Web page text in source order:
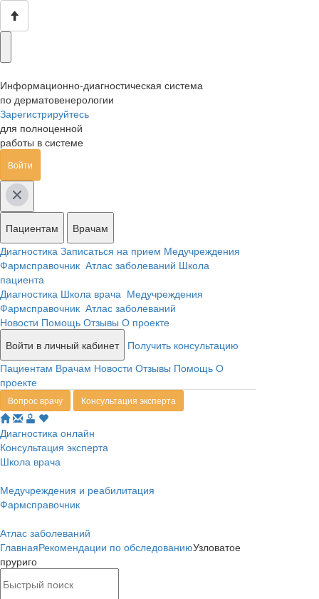
Информационно-диагностическая система
по дерматовенерологии
Зарегистрируйтесь
для полноценной
работы в системе
Войти
Пациентам
Врачам
Диагностика Записаться на прием Медучреждения
Фармсправочник Атлас заболеваний Школа
пациента
Диагностика Школа врача Медучреждения
Фармсправочник Атлас заболеваний
Новости Помощь Отзывы О проекте
Войти в личный кабинет
Получить консультацию
Пациентам Врачам Новости Отзывы Помощь О
проекте
Вопрос врачу Консультация эксперта
Диагностика онлайн
Консультация эксперта
Школа врача
Медучреждения и реабилитация
Фармсправочник
Атлас заболеваний
ГлавнаяРекомендации по обследованиюУзловатое
пруриго